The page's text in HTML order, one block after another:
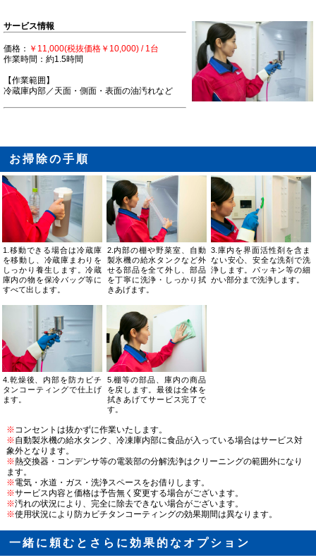
サービス情報
価格： ￥11,000(税抜価格￥10,000) / 1台
作業時間：約1.5時間
【作業範囲】
冷蔵庫内部／天面・側面・表面の油汚れなど
お掃除の手順
1.移動できる場合は冷蔵庫
を移動し、冷蔵庫まわりを
しっかり養生します。冷蔵
庫内の物を保冷バッグ等に
すべて出します。
2.内部の棚や野菜室、自動
製氷機の給水タンクなど外
せる部品を全て外し、部品
を丁寧に洗浄・しっかり拭
きあげます。
3.庫内を界面活性剤を含ま
ない安心、安全な洗剤で洗
浄します。パッキン等の細
かい部分まで洗浄します。
4.乾燥後、内部を防カビチ
タンコーティングで仕上げ
ます。
5.棚等の部品、庫内の商品
を戻します。最後は全体を
拭きあげてサービス完了で
す。
※ コンセントは抜かずに作業いたします。
※自動製氷機の給水タンク、冷凍庫内部に食品が入っている場合はサービス対
象外となります。
※熱交換器・コンデンサ等の電装部の分解洗浄はクリーニングの範囲外になり
ます。
※電気・水道・ガス・洗浄スペースをお借りします。
※サービス内容と価格は予告無く変更する場合がございます。
※汚れの状況により、完全に除去できない場合がございます。
※使用状況により防カビチタンコーティングの効果期間は異なります。
一緒に頼むとさらに効果的なオプション